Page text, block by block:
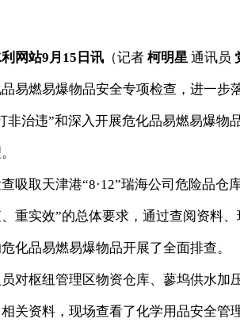
网站9月15日讯 （记者 柯明星 通讯员
易燃易爆物品安全专项检查，进一
非治违”和深入开展危化品易燃易爆
取天津港“8·12”瑞海公司危险品仓
重实效”的总体要求，通过查阅资料
化品易燃易爆物品开展了全面排查。
枢纽管理区物资仓库、蓼坞供水加
关资料，现场查看了化学用品安全